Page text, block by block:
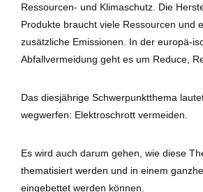
Ressourcen- und Klimaschutz. Die
Produkte braucht viele Ressourcen und
zusätzliche Emissionen. In der europä-
Abfallvermeidung geht es um Reduce,
Das diesjährige Schwerpunktthema
wegwerfen: Elektroschrott vermeiden.
Es wird auch darum gehen, wie diese
thematisiert werden und in einem
eingebettet werden können.